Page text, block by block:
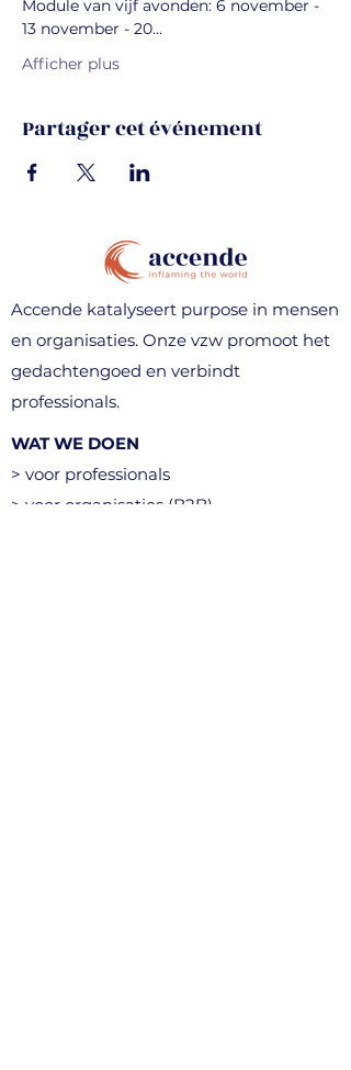
Module van vijf avonden: 6 november -
13 november - 20…
Afficher plus
Partager cet événement
Accende katalyseert purpose in mensen
en organisaties. Onze vzw promoot het
gedachtengoed en verbindt
professionals.
WAT WE DOEN
> voor professionals
> voor organisaties (B2B)